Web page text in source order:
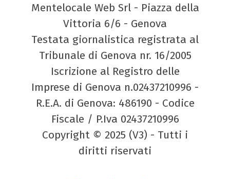
Mentelocale Web Srl - Piazza della
Vittoria 6/6 - Genova
Testata giornalistica registrata al
Tribunale di Genova nr. 16/2005
Iscrizione al Registro delle
Imprese di Genova n.02437210996 -
R.E.A. di Genova: 486190 - Codice
Fiscale / P.Iva 02437210996
Copyright © 2025 (V3) - Tutti i
diritti riservati